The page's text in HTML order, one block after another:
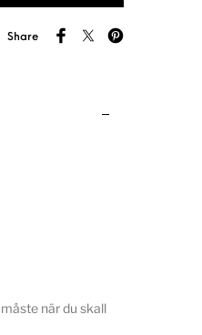
Share
när du skall